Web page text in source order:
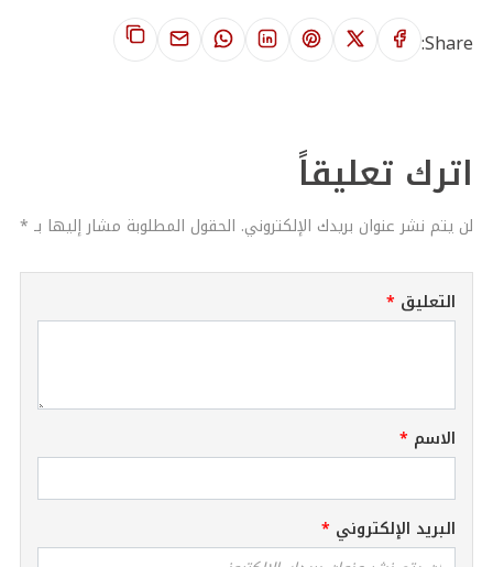
Share:
اترك تعليقاً
لن يتم نشر عنوان بريدك الإلكتروني. الحقول المطلوبة مشار إليها بـ *
التعليق
الاسم
البريد الإلكتروني